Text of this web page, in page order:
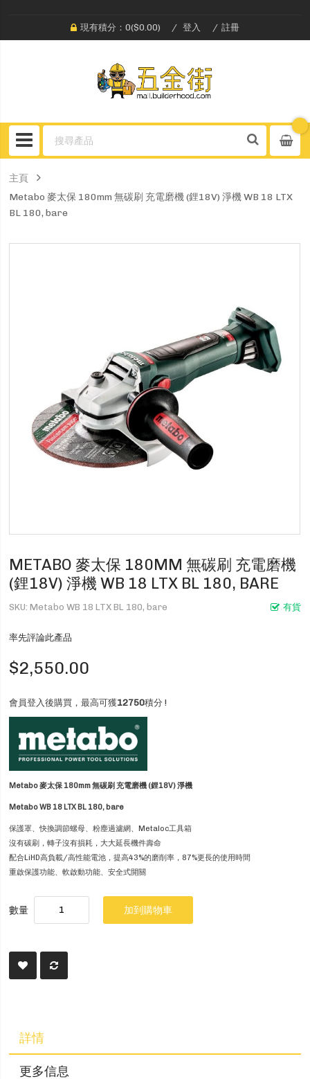
現有積分：0($0.00) 登入 註冊
主頁
Metabo 麥太保 180mm 無碳刷 充電磨機 (鋰18V) 淨機 WB 18 LTX
BL 180, bare
METABO 麥太保 180MM 無碳刷 充電磨機
(鋰18V) 淨機 WB 18 LTX BL 180, BARE
有貨
SKU Metabo WB 18 LTX BL 180, bare
率先評論此產品
$2,550.00
會員登入後購買，最高可獲12750積分 !
Metabo 麥太保 180mm 無碳刷 充電磨機 (鋰18V)淨機
Metabo WB 18 LTX BL 180, bare
保護罩、快換調節螺母、粉塵過濾網、Metaloc工具箱
沒有碳刷，轉子沒有損耗，大大延長機件壽命
配合LiHD高負載/高性能電池，提高43%的磨削率，87%更長的使用時間
重啟保護功能、軟啟動功能、安全式開關
數量 加到購物車
詳情
更多信息